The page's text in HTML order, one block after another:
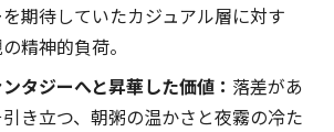
期待していたカジュアル層に対す
精神的負荷。
タジーへと昇華した価値： 落差があ
き立つ、朝粥の温かさと夜霧の冷た